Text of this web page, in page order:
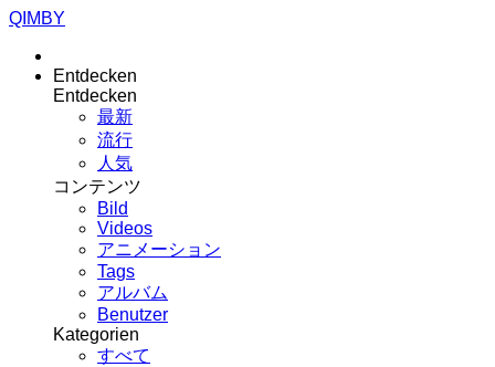
QIMBY
Entdecken
Entdecken
最新
流行
人気
コンテンツ
Bild
Videos
アニメーション
Tags
アルバム
Benutzer
Kategorien
すべて